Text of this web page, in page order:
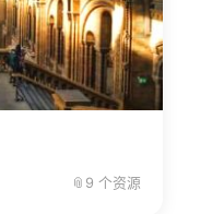
📎 9 个资源